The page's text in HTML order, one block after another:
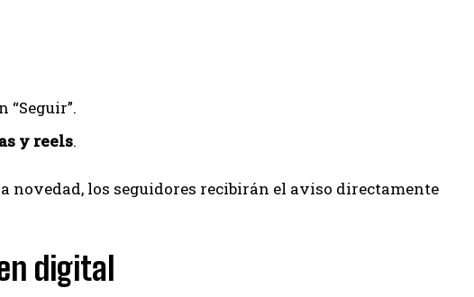
y reels.
novedad, los seguidores recibirán el aviso directamente
digital